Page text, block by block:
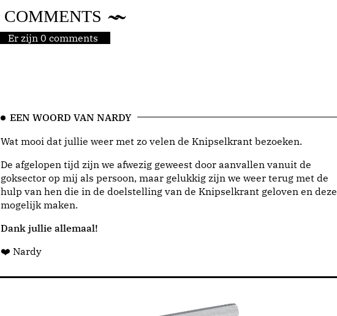
COMMENTS
Er zijn 0 comments
EEN WOORD VAN NARDY
Wat mooi dat jullie weer met zo velen de Knipselkrant bezoeken.
De afgelopen tijd zijn we afwezig geweest door aanvallen vanuit de
goksector op mij als persoon, maar gelukkig zijn we weer terug met de
hulp van hen die in de doelstelling van de Knipselkrant geloven en deze
mogelijk maken.
Dank jullie allemaal!
❤️ Nardy